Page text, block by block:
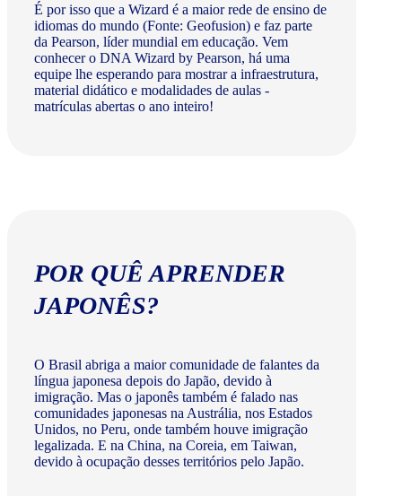
É por isso que a Wizard é a maior rede de ensino de
idiomas do mundo (Fonte: Geofusion) e faz parte
da Pearson, líder mundial em educação. Vem
conhecer o DNA Wizard by Pearson, há uma
equipe lhe esperando para mostrar a infraestrutura,
material didático e modalidades de aulas -
matrículas abertas o ano inteiro!
POR QUÊ APRENDER
JAPONÊS?
O Brasil abriga a maior comunidade de falantes da
língua japonesa depois do Japão, devido à
imigração. Mas o japonês também é falado nas
comunidades japonesas na Austrália, nos Estados
Unidos, no Peru, onde também houve imigração
legalizada. E na China, na Coreia, em Taiwan,
devido à ocupação desses territórios pelo Japão.